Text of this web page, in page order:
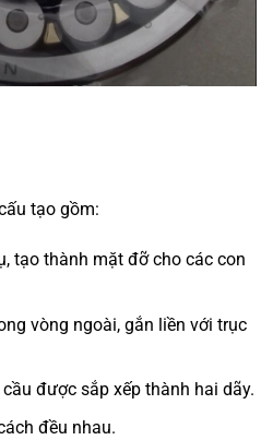
tạo gồm:
tạo thành mặt đỡ cho các con
vòng ngoài, gắn liền với trục
được sắp xếp thành hai dãy.
đều nhau.